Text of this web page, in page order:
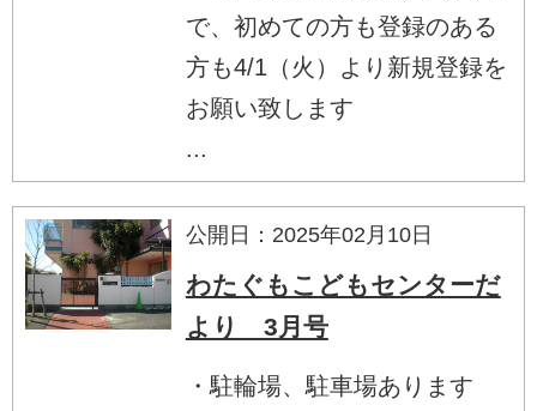
で、初めての方も登録のある
方も4/1（火）より新規登録を
お願い致します
...
公開日：2025年02月10日
わたぐもこどもセンターだ
より 3月号
・駐輪場、駐車場あります